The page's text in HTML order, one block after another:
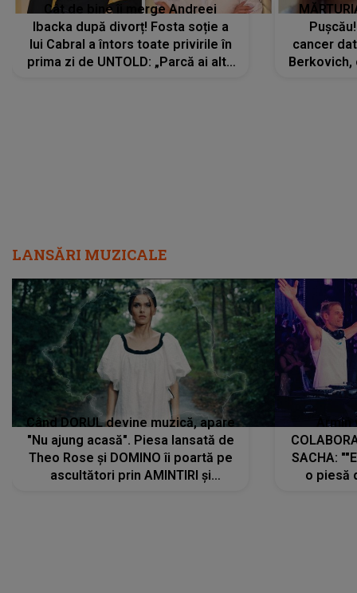
Cât de bine îi merge Andreei
Ibacka după divorț! Fosta soție a
lui Cabral a întors toate privirile în
prima zi de UNTOLD: „Parcă ai altă
cancer
LANSĂRI MUZICALE
Când DORUL devine muzică, apare
"Nu ajung acasă". Piesa lansată de
Theo Rose și DOMINO îi poartă pe
ascultători prin AMINTIRI și
SACHA:
o piesă